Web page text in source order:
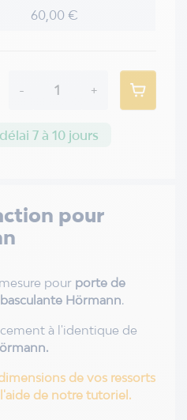
pour
pour porte de
Hörmann.
à l'identique de
de vos ressorts
de notre tutoriel.
60,00 €
- +
7 à 10 jours